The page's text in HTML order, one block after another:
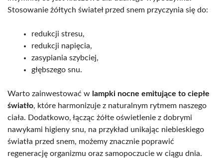
Stosowanie żółtych świateł przed snem przyczynia się do:
redukcji stresu,
redukcji napięcia,
zasypiania szybciej,
głębszego snu.
Warto zainwestować w lampki nocne emitujące to ciepłe
światło, które harmonizuje z naturalnym rytmem naszego
ciała. Dodatkowo, łącząc żółte oświetlenie z dobrymi
nawykami higieny snu, na przykład unikając niebieskiego
światła przed snem, możemy znacznie poprawić
regenerację organizmu oraz samopoczucie w ciągu dnia.